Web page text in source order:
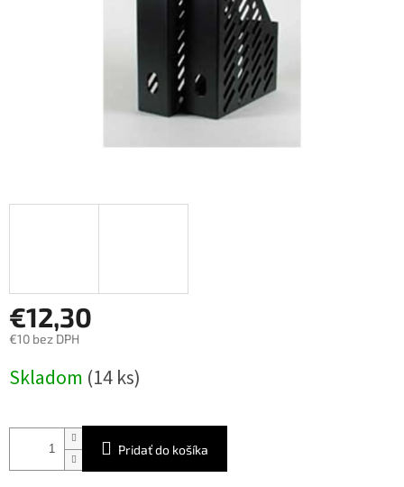
€12,30
€10 bez DPH
cena:
Skladom (14 ks)
Pridať do košíka